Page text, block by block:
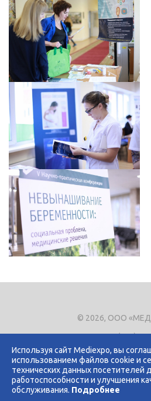
Используя сайт Mediexpo, вы
использованием файлов cookie и
технических данных посетителей
работоспособности и улучшения
обслуживания. Подробнее
© 2026, ООО
Тел.+7 (495)
E-mail:
Контакты
Политика
Политика